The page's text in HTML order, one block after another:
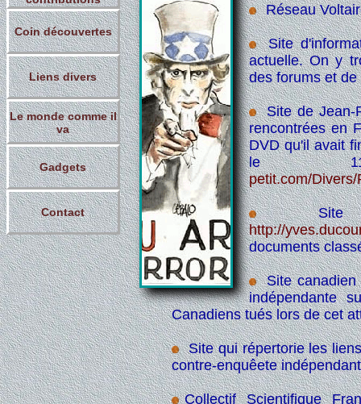
Coin découvertes
Liens divers
Le monde comme il
va
Gadgets
Contact
Réseau
Site
actuelle. On y
des forums et
Site de Jean-
rencontrées en
DVD qu'il avait
le
petit.com/Divers/
Site
http://
documents
Site canadien
indépendante
Canadiens tués lors de cet
Site qui répertorie les
contre-enquêete
Collectif Scientifique